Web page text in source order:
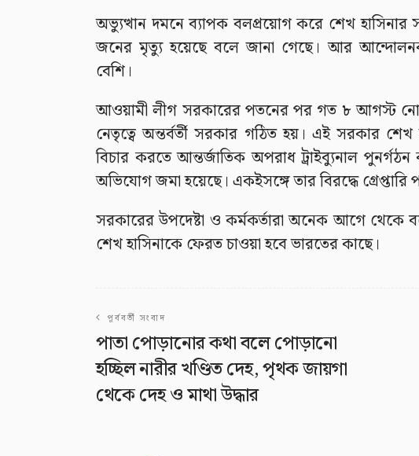
অভ্যুত্থান দমনে ব্যাপক বলপ্রয়োগ করে শেখ হাসিনার
জনের মৃত্যু হয়েছে বলে জানা গেছে। আর
বেশি।
আওয়ামী লীগ সরকারের পতনের পর গত ৮ আগস্ট
নেতৃত্বে অন্তর্বর্তী সরকার গঠিত হয়। এই সরকার শেখ
বিচার করতে আন্তর্জাতিক অপরাধ ট্রাইব্যুনাল
অভিযোগ জমা হয়েছে। একইসঙ্গে তার বিরদ্ধে
সরকারের উপদেষ্টা ও কর্মকর্তারা অনেক আগে
শেখ হাসিনাকে ফেরত চাওয়া হবে ভারতের কাছে।
পূর্ববর্তী সংবাদ
পাতা পোড়ানোর কথা বলে পোড়ানো
হচ্ছিল নারীর খণ্ডিত দেহ, পৃথক জায়গা
থেকে দেহ ও মাথা উদ্ধার